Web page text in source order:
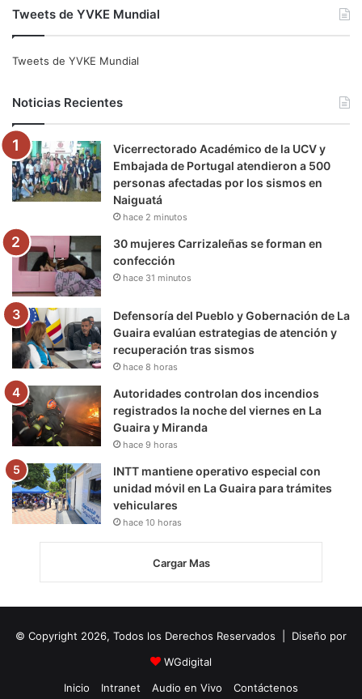
e
o
o
k
t
e
r
b
e
g
r
a
r
a
m
k
Tweets de YVKE Mundial
Tweets de YVKE Mundial
Noticias Recientes
Vicerrectorado Académico de la UCV y
Embajada de Portugal atendieron a 500
personas afectadas por los sismos en
Naiguatá
hace 2 minutos
30 mujeres Carrizaleñas se forman en
confección
hace 31 minutos
Defensoría del Pueblo y Gobernación de La
Guaira evalúan estrategias de atención y
recuperación tras sismos
hace 8 horas
Autoridades controlan dos incendios
registrados la noche del viernes en La
Guaira y Miranda
hace 9 horas
INTT mantiene operativo especial con
unidad móvil en La Guaira para trámites
vehiculares
hace 10 horas
Cargar Mas
© Copyright 2026, Todos los Derechos Reservados | Diseño por
WGdigital
Inicio
Intranet Audio en Vivo Contáctenos